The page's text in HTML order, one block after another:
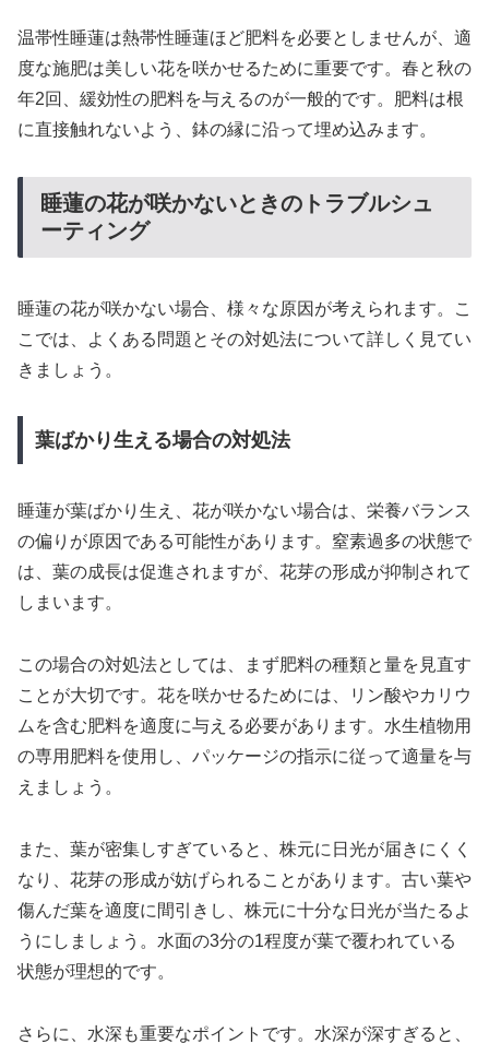
温帯性睡蓮は熱帯性睡蓮ほど肥料を必要としませんが、適
度な施肥は美しい花を咲かせるために重要です。春と秋の
年2回、緩効性の肥料を与えるのが一般的です。肥料は根
に直接触れないよう、鉢の縁に沿って埋め込みます。
睡蓮の花が咲かないときのトラブルシュ
ーティング
睡蓮の花が咲かない場合、様々な原因が考えられます。こ
こでは、よくある問題とその対処法について詳しく見てい
きましょう。
葉ばかり生える場合の対処法
睡蓮が葉ばかり生え、花が咲かない場合は、栄養バランス
の偏りが原因である可能性があります。窒素過多の状態で
は、葉の成長は促進されますが、花芽の形成が抑制されて
しまいます。
この場合の対処法としては、まず肥料の種類と量を見直す
ことが大切です。花を咲かせるためには、リン酸やカリウ
ムを含む肥料を適度に与える必要があります。水生植物用
の専用肥料を使用し、パッケージの指示に従って適量を与
えましょう。
また、葉が密集しすぎていると、株元に日光が届きにくく
なり、花芽の形成が妨げられることがあります。古い葉や
傷んだ葉を適度に間引きし、株元に十分な日光が当たるよ
うにしましょう。水面の3分の1程度が葉で覆われている
状態が理想的です。
さらに、水深も重要なポイントです。水深が深すぎると、